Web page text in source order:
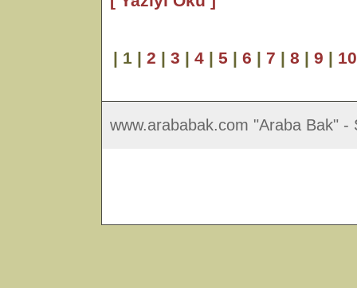
| 1 | 2 | 3 | 4 | 5 | 6 | 7 | 8 | 9 | 10
www.arababak.com "Araba Bak"